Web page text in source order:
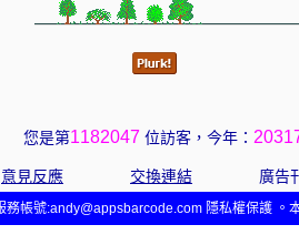
您是第1182047 位訪客，今年：
意見反應 交換連結 廣告
務帳號:andy@appsbarcode.com隱私權保護 。